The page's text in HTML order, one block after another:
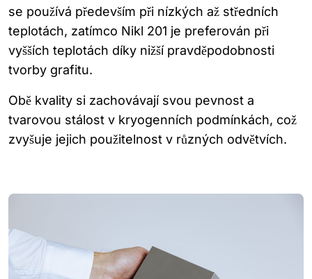
se používá především při nízkých až středních
teplotách, zatímco Nikl 201 je preferován při
vyšších teplotách díky nižší pravděpodobnosti
tvorby grafitu.
Obě kvality si zachovávají svou pevnost a
tvarovou stálost v kryogenních podmínkách, což
zvyšuje jejich použitelnost v různých odvětvích.